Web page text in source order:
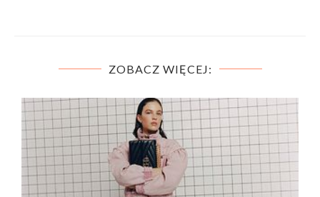
ZOBACZ WIĘCEJ: